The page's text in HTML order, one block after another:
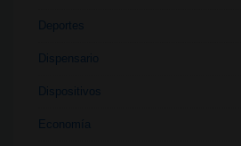
Deportes
Dispensario
Dispositivos
Economía